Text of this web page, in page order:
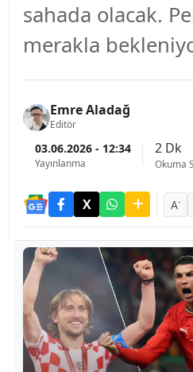
sahada olacak.
merakla
Emre Aladağ
Editör
03.06.2026 - 12:34
Yayınlanma
2 Dk
Okuma
A-